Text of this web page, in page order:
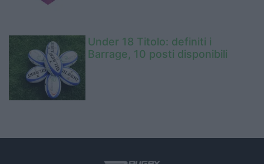
Under 18 Titolo: definiti i
Barrage, 10 posti disponibili